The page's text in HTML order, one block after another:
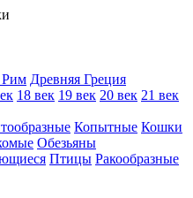
Рим Древняя Греция
18 век 19 век 20 век 21 век
Копытные Кошки
Обезьяны
Птицы Ракообразные